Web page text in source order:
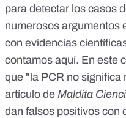
para detectar los casos
numerosos argumentos
con evidencias
contamos aquí. En este
que "la PCR no significa
artículo de Maldita
dan falsos positivos con